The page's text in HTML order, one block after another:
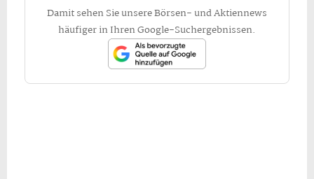
Damit sehen Sie unsere Börsen- und Aktiennews
häufiger in Ihren Google-Suchergebnissen.